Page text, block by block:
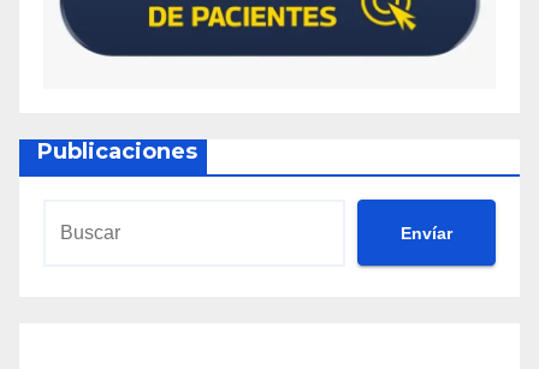
Publicaciones
Envíar